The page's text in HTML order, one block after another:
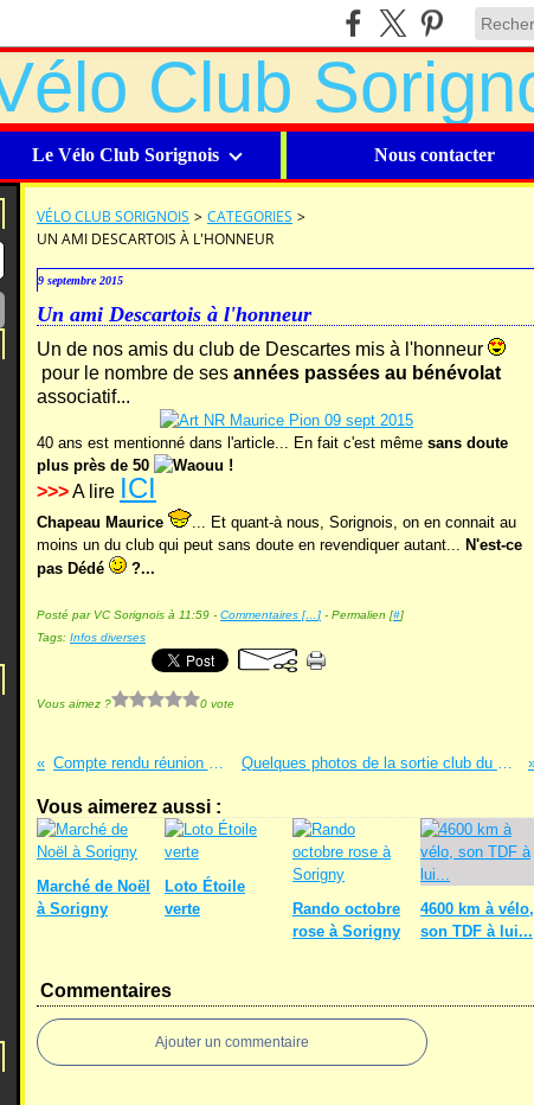
Le Vélo Club Sorignois Nous contacter
VÉLO CLUB SORIGNOIS > CATEGORIES >
UN AMI DESCARTOIS À L'HONNEUR
9 septembre 2015
Un ami Descartois à l'honneur
Un de nos amis du club de Descartes mis à l'honneur
pour le nombre de ses années passées au bénévolat
associatif...
40 ans est mentionné dans l'article... En fait c'est même sans doute
plus près de 50
!
>>>A lire ICI
Chapeau Maurice
... Et quant-à nous, Sorignois, on en connait au
moins un du club qui peut sans doute en revendiquer autant... N'est-ce
pas Dédé
?...
Posté par VC Sorignois à 11:59 - Commentaires [… ] - Permalien [#]
Tags: Infos diverses
Vous aimez ? 0 vote
Compte rendu réunion Codir VCS Quelques photos de la sortie club du 12 septembre...
Vous aimerez aussi :
Marché de Noël
à Sorigny
Loto Étoile
verte
Rando octobre
rose à Sorigny
4600 km à vélo,
son TDF à lui...
Commentaires
Ajouter un commentaire